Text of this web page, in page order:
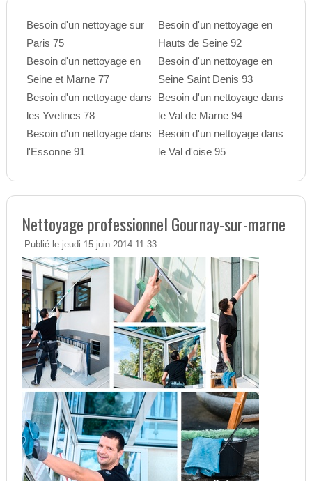
Besoin d'un nettoyage sur
Paris 75
Besoin d'un nettoyage en
Seine et Marne 77
Besoin d'un nettoyage dans
les Yvelines 78
Besoin d'un nettoyage dans
l'Essonne 91
Besoin d'un nettoyage en
Hauts de Seine 92
Besoin d'un nettoyage en
Seine Saint Denis 93
Besoin d'un nettoyage dans
le Val de Marne 94
Besoin d'un nettoyage dans
le Val d'oise 95
Nettoyage professionnel Gournay-sur-marne
Publié le jeudi 15 juin 2014 11:33